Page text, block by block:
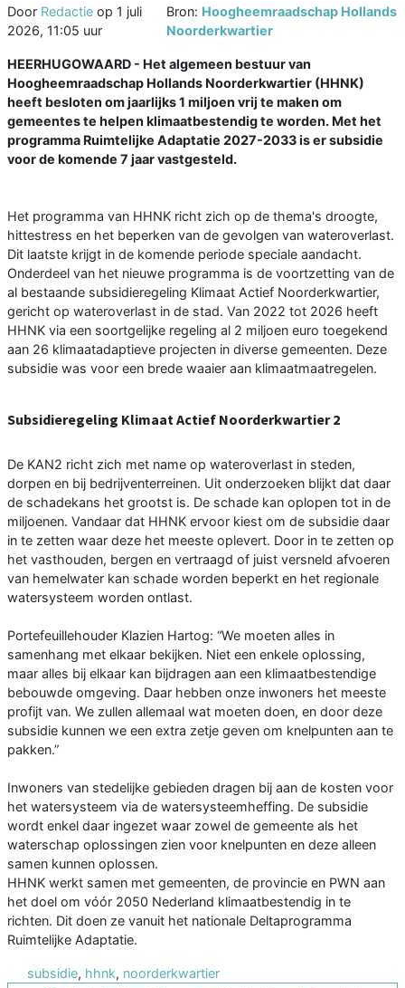
Door Redactie op 1 juli
2026, 11:05 uur
Bron: Hoogheemraadschap Hollands
Noorderkwartier
HEERHUGOWAARD - Het algemeen bestuur van
Hoogheemraadschap Hollands Noorderkwartier (HHNK)
heeft besloten om jaarlijks 1 miljoen vrij te maken om
gemeentes te helpen klimaatbestendig te worden. Met het
programma Ruimtelijke Adaptatie 2027-2033 is er subsidie
voor de komende 7 jaar vastgesteld.
Het programma van HHNK richt zich op de thema's droogte,
hittestress en het beperken van de gevolgen van wateroverlast.
Dit laatste krijgt in de komende periode speciale aandacht.
Onderdeel van het nieuwe programma is de voortzetting van de
al bestaande subsidieregeling Klimaat Actief Noorderkwartier,
gericht op wateroverlast in de stad. Van 2022 tot 2026 heeft
HHNK via een soortgelijke regeling al 2 miljoen euro toegekend
aan 26 klimaatadaptieve projecten in diverse gemeenten. Deze
subsidie was voor een brede waaier aan klimaatmaatregelen.
Subsidieregeling Klimaat Actief Noorderkwartier 2
De KAN2 richt zich met name op wateroverlast in steden,
dorpen en bij bedrijventerreinen. Uit onderzoeken blijkt dat daar
de schadekans het grootst is. De schade kan oplopen tot in de
miljoenen. Vandaar dat HHNK ervoor kiest om de subsidie daar
in te zetten waar deze het meeste oplevert. Door in te zetten op
het vasthouden, bergen en vertraagd of juist versneld afvoeren
van hemelwater kan schade worden beperkt en het regionale
watersysteem worden ontlast.
Portefeuillehouder Klazien Hartog: “We moeten alles in
samenhang met elkaar bekijken. Niet een enkele oplossing,
maar alles bij elkaar kan bijdragen aan een klimaatbestendige
bebouwde omgeving. Daar hebben onze inwoners het meeste
profijt van. We zullen allemaal wat moeten doen, en door deze
subsidie kunnen we een extra zetje geven om knelpunten aan te
pakken.”
Inwoners van stedelijke gebieden dragen bij aan de kosten voor
het watersysteem via de watersysteemheffing. De subsidie
wordt enkel daar ingezet waar zowel de gemeente als het
waterschap oplossingen zien voor knelpunten en deze alleen
samen kunnen oplossen.
HHNK werkt samen met gemeenten, de provincie en PWN aan
het doel om vóór 2050 Nederland klimaatbestendig in te
richten. Dit doen ze vanuit het nationale Deltaprogramma
Ruimtelijke Adaptatie.
subsidie, hhnk, noorderkwartier